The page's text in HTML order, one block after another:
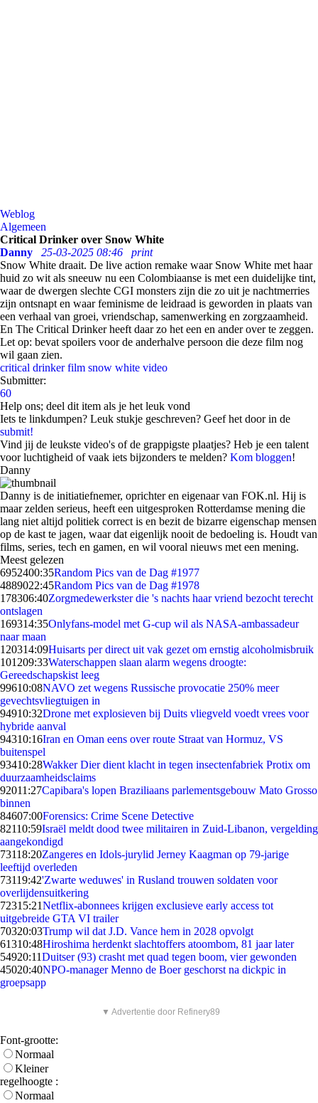
Weblog
Algemeen
Critical Drinker over Snow White
Danny
25-03-2025 08:46
print
Snow White draait. De live action remake waar Snow White met haar
huid zo wit als sneeuw nu een Colombiaanse is met een duidelijke tint,
waar de dwergen slechte CGI monsters zijn die zo uit je nachtmerries
zijn ontsnapt en waar feminisme de leidraad is geworden in plaats van
een verhaal van groei, vriendschap, samenwerking en zorgzaamheid.
En The Critical Drinker heeft daar zo het een en ander over te zeggen.
Let op: bevat spoilers voor de anderhalve persoon die deze film nog
wil gaan zien.
critical drinker film snow white video
Submitter:
60
Help ons; deel dit item als je het leuk vond
Iets te linkdumpen? Leuk stukje geschreven? Geef het door in de
submit!
Vind jij de leukste video's of de grappigste plaatjes? Heb je een talent
voor luchtigheid of vaak iets bijzonders te melden? Kom bloggen!
Danny
Danny is de initiatiefnemer, oprichter en eigenaar van FOK.nl. Hij is
maar zelden serieus, heeft een uitgesproken Rotterdamse mening die
lang niet altijd politiek correct is en bezit de bizarre eigenschap mensen
op de kast te jagen, waar dat eigenlijk nooit de bedoeling is. Houdt van
films, series, tech en gamen, en wil vooral nieuws met een mening.
Meest gelezen
6952400:35Random Pics van de Dag #1977
4889022:45Random Pics van de Dag #1978
178306:40Zorgmedewerkster die 's nachts haar vriend bezocht terecht
ontslagen
169314:35Onlyfans-model met G-cup wil als NASA-ambassadeur
naar maan
120314:09Huisarts per direct uit vak gezet om ernstig alcoholmisbruik
101209:33Waterschappen slaan alarm wegens droogte:
Gereedschapskist leeg
99610:08NAVO zet wegens Russische provocatie 250% meer
gevechtsvliegtuigen in
94910:32Drone met explosieven bij Duits vliegveld voedt vrees voor
hybride aanval
94310:16Iran en Oman eens over route Straat van Hormuz, VS
buitenspel
93410:28Wakker Dier dient klacht in tegen insectenfabriek Protix om
duurzaamheidsclaims
92011:27Capibara's lopen Braziliaans parlementsgebouw Mato Grosso
binnen
84607:00Forensics: Crime Scene Detective
82110:59Israël meldt dood twee militairen in Zuid-Libanon, vergelding
aangekondigd
73118:20Zangeres en Idols-jurylid Jerney Kaagman op 79-jarige
leeftijd overleden
73119:42'Zwarte weduwes' in Rusland trouwen soldaten voor
overlijdensuitkering
72315:21Netflix-abonnees krijgen exclusieve early access tot
uitgebreide GTA VI trailer
70320:03Trump wil dat J.D. Vance hem in 2028 opvolgt
61310:48Hiroshima herdenkt slachtoffers atoombom, 81 jaar later
54920:11Duitser (93) crasht met quad tegen boom, vier gewonden
45020:40NPO-manager Menno de Boer geschorst na dickpic in
groepsapp
▼ Advertentie door Refinery89
Font-grootte:
Normaal
Kleiner
regelhoogte :
Normaal